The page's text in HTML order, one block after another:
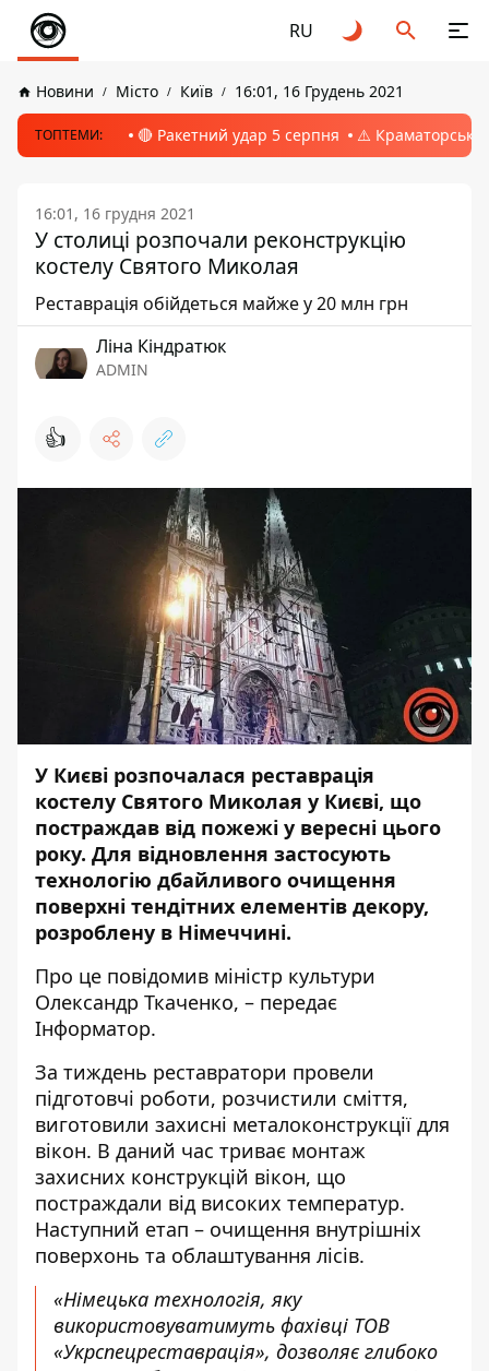
RU
Новини Місто Київ 16:01, 16 Грудень 2021
ТОПТЕМИ: 🔴 Ракетний удар 5 серпня ⚠️ Краматорськ,
16:01, 16 грудня 2021
У столиці розпочали реконструкцію
костелу Святого Миколая
Реставрація обійдеться майже у 20 млн грн
Ліна Кіндратюк
ADMIN
👍
У Києві розпочалася реставрація
костелу Святого Миколая у Києві, що
постраждав від пожежі у вересні цього
року. Для відновлення застосують
технологію дбайливого очищення
поверхні тендітних елементів декору,
розроблену в Німеччині.
Про це повідомив міністр культури
Олександр Ткаченко, – передає
Інформатор.
За тиждень реставратори провели
підготовчі роботи, розчистили сміття,
виготовили захисні металоконструкції для
вікон. В даний час триває монтаж
захисних конструкцій вікон, що
постраждали від високих температур.
Наступний етап – очищення внутрішніх
поверхонь та облаштування лісів.
«Німецька технологія, яку
використовуватимуть фахівці ТОВ
«Укрспецреставрація», дозволяє глибоко